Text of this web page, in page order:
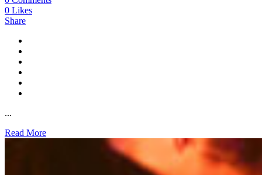
0 Likes
Share
...
Read More